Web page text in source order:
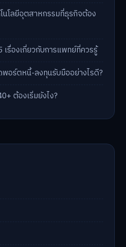
โลยีอุตสาหกรรมที่ธุรกิจต้อง
รื่องเกี่ยวกับการแพทย์ที่ควรรู้
อร์ตหนี้-ลงทุนรับมืออย่างไรดี?
ต้องเริ่มยังไง?